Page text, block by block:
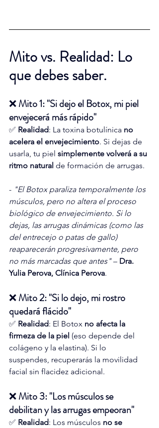
Mito vs. Realidad: Lo
que debes saber.
❌ Mito 1: "Si dejo el Botox, mi piel
envejecerá más rápido"
✅ Realidad: La toxina botulínica no
acelera el envejecimiento. Si dejas de
usarla, tu piel simplemente volverá a su
ritmo natural de formación de arrugas.
- "El Botox paraliza temporalmente los
músculos, pero no altera el proceso
biológico de envejecimiento. Si lo
dejas, las arrugas dinámicas (como las
del entrecejo o patas de gallo)
reaparecerán progresivamente, pero
no más marcadas que antes" – Dra.
Yulia Perova, Clínica Perova.
❌ Mito 2: "Si lo dejo, mi rostro
quedará flácido"
✅ Realidad: El Botox no afecta la
firmeza de la piel (eso depende del
colágeno y la elastina). Si lo
suspendes, recuperarás la movilidad
facial sin flacidez adicional.
❌ Mito 3: "Los músculos se
debilitan y las arrugas empeoran"
✅ Realidad: Los músculos no se